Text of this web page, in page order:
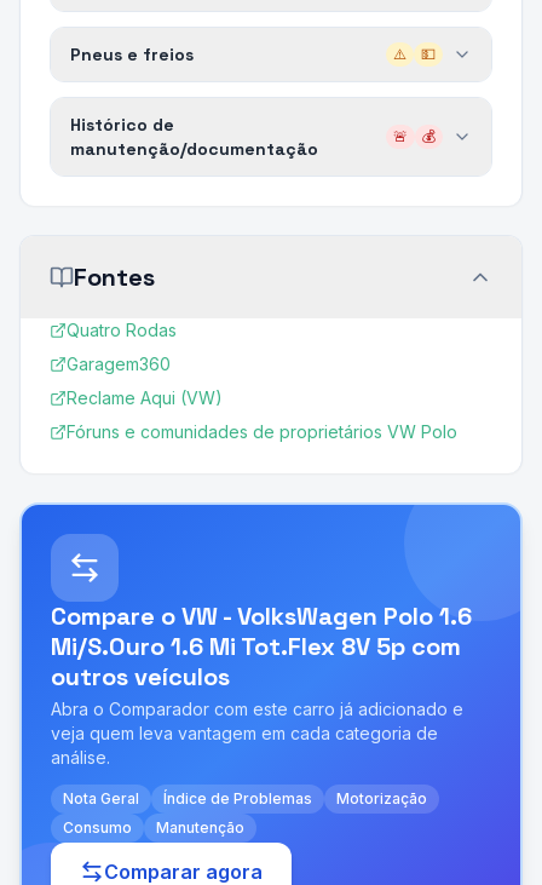
Pneus e freios ⚠️ 💵
Histórico de
manutenção/documentação
🚨 💰
Fontes
Quatro Rodas
Garagem360
Reclame Aqui (VW)
Fóruns e comunidades de proprietários VW Polo
Compare oVW - VolksWagen Polo 1.6
Mi/S.Ouro 1.6 Mi Tot.Flex 8V 5p com
outros veículos
Abra o Comparador com este carro já adicionado e
veja quem leva vantagem em cada categoria de
análise.
Nota Geral Índice de Problemas
Motorização
Consumo
Manutenção
Comparar agora